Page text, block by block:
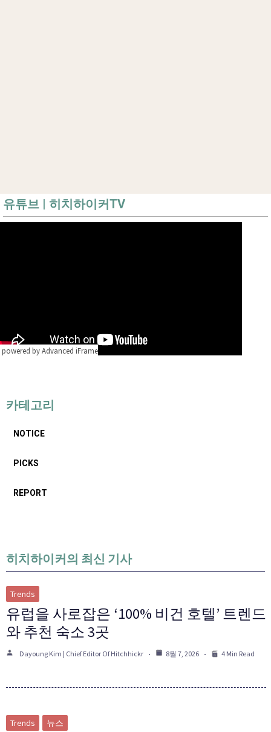
유튜브 | 히치하이커TV
powered by Advanced iFrame
카테고리
NOTICE
PICKS
REPORT
히치하이커의 최신 기사
Trends
유럽을 사로잡은 ‘100% 비건 호텔’ 트렌드
와 추천 숙소 3곳
Dayoung Kim | Chief Editor Of Hitchhickr 8월 7, 2026 4 Min Read
Trends 뉴스